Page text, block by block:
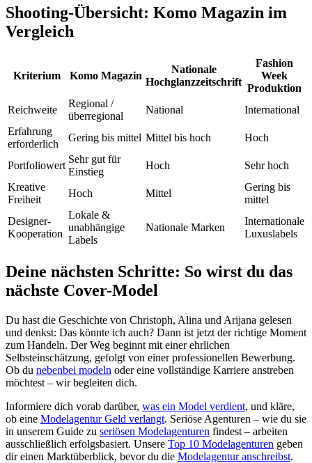
Shooting-Übersicht: Komo Magazin im
Vergleich
Kriterium Komo Magazin
Nationale
Hochglanzzeitschrift
Fashion
Week
Produktion
Reichweite
Regional /
überregional
National
International
Erfahrung
erforderlich
Gering bis mittel Mittel bis hoch Hoch
Portfoliowert
Sehr gut für
Einstieg
Hoch
Sehr hoch
Kreative
Freiheit
Hoch Mittel
Gering bis
mittel
Designer-
Kooperation
Lokale &
unabhängige
Labels
Nationale Marken
Internationale
Luxuslabels
Deine nächsten Schritte: So wirst du das
nächste Cover-Model
Du hast die Geschichte von Christoph, Alina und Arijana gelesen
und denkst: Das könnte ich auch? Dann ist jetzt der richtige Moment
zum Handeln. Der Weg beginnt mit einer ehrlichen
Selbsteinschätzung, gefolgt von einer professionellen Bewerbung.
Ob du nebenbei modeln oder eine vollständige Karriere anstreben
möchtest – wir begleiten dich.
Informiere dich vorab darüber, was ein Model verdient, und kläre,
ob eine Modelagentur Geld verlangt. Seriöse Agenturen – wie du sie
in unserem Guide zu seriösen Modelagenturen findest – arbeiten
ausschließlich erfolgsbasiert. Unsere Top 10 Modelagenturen geben
dir einen Marktüberblick, bevor du die Modelagentur anschreibst.